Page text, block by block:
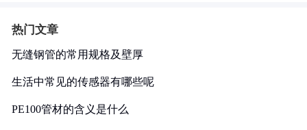
热门文章
无缝钢管的常用规格及壁厚
生活中常见的传感器有哪些呢
PE100管材的含义是什么